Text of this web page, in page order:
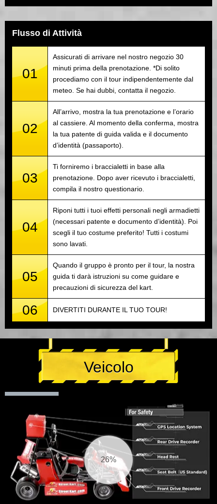
Flusso di Attività
01
Assicurati di arrivare nel nostro negozio 30
minuti prima della prenotazione. *Di solito
procediamo con il tour indipendentemente dal
meteo. Se hai dubbi, contatta il negozio.
02
All’arrivo, mostra la tua prenotazione e l’orario
al cassiere. Al momento della conferma, mostra
la tua patente di guida valida e il documento
d’identità (passaporto).
03
Ti forniremo i braccialetti in base alla
prenotazione. Dopo aver ricevuto i braccialetti,
compila il nostro questionario.
04
Riponi tutti i tuoi effetti personali negli armadietti
(necessari patente e documento d’identità). Poi
scegli il tuo costume preferito! Tutti i costumi
sono lavati.
05
Quando il gruppo è pronto per il tour, la nostra
guida ti darà istruzioni su come guidare e
precauzioni di sicurezza del kart.
06 DIVERTITI DURANTE IL TUO TOUR!
Veicolo
27%